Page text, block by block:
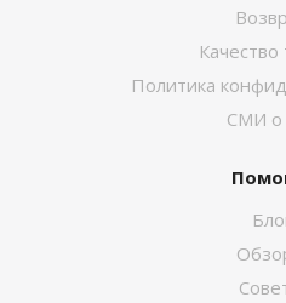
Качество
Политика
СМИ о